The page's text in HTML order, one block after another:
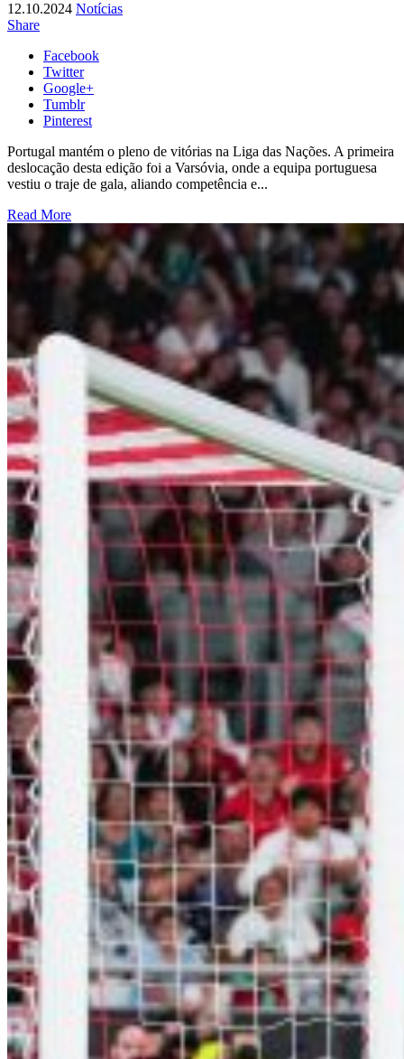
12.10.2024 Notícias
Share
Facebook
Twitter
Google+
Tumblr
Pinterest
Portugal mantém o pleno de vitórias na Liga das Nações. A primeira
deslocação desta edição foi a Varsóvia, onde a equipa portuguesa
vestiu o traje de gala, aliando competência e...
Read More